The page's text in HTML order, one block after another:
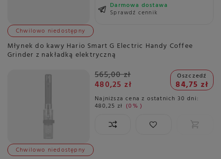
Darmowa dostawa
Sprawdź cennik
Chwilowo niedostępny
Młynek do kawy Hario Smart G Electric Handy Coffee
Grinder z nakładką elektryczną
565,00 zł
480,25 zł
Oszczedź
84,75 zł
Najniższa cena z ostatnich 30 dni:
480,25 zł 0%
Chwilowo niedostępny